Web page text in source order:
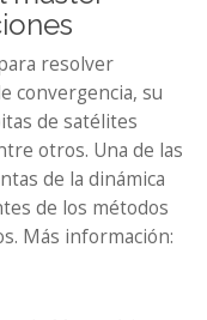
resolver
convergencia, su
de satélites
otros. Una de las
de la dinámica
de los métodos
Más información: